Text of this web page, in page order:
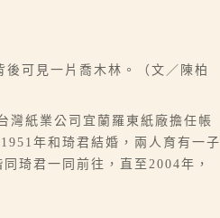
可見一片喬木林。（文／陳柏
灣紙業公司宜蘭羅東紙廠擔任帳
年和琦君結婚，兩人育有一子
琦君一同前往，直至2004年，